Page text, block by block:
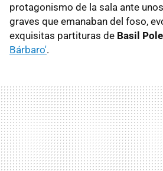
protagonismo de la sala ante
graves que emanaban del foso,
exquisitas partituras de Basil
Bárbaro'.